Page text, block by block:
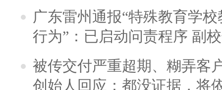
广东雷州通报“特殊教育学
行为”：已启动问责程序 副
被传交付严重超期、糊弄客
创始人回应：都没证据，将